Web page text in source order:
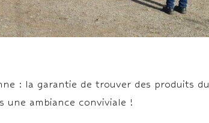
: la garantie de trouver des produits du
une ambiance conviviale !